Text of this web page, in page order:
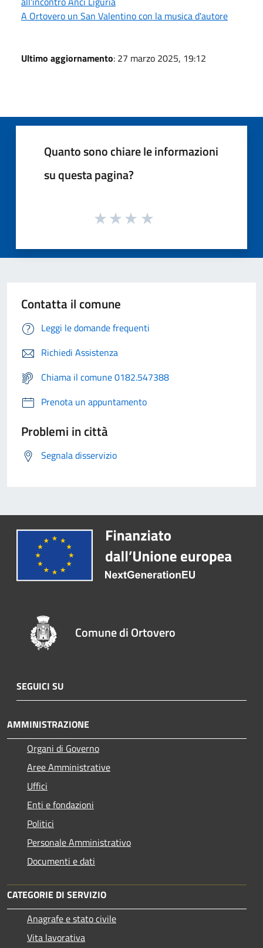
A Ortovero un San Valentino con la musica d'autore
Ultimo aggiornamento: 27 marzo 2025, 19:12
Quanto sono chiare le informazioni
su questa pagina?
Contatta il comune
Leggi le domande frequenti
Richiedi Assistenza
Chiama il comune 0182.547388
Prenota un appuntamento
Problemi in città
Segnala disservizio
Comune di Ortovero
SEGUICI SU
AMMINISTRAZIONE
Organi di Governo
Aree Amministrative
Uffici
Enti e fondazioni
Politici
Personale Amministrativo
Documenti e dati
CATEGORIE DI SERVIZIO
Anagrafe e stato civile
Vita lavorativa